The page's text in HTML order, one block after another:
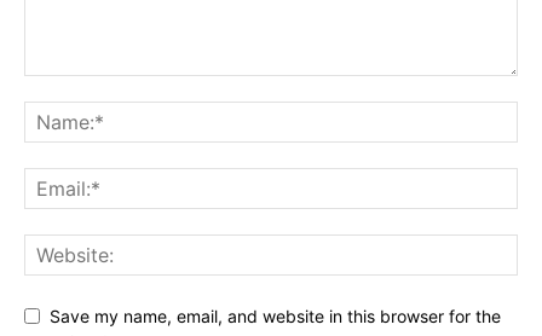
Save my name, email, and website in this browser for the